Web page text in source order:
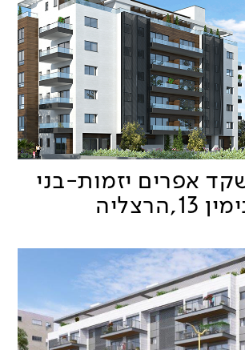
אפרים יזמות-בני
13,הרצליה